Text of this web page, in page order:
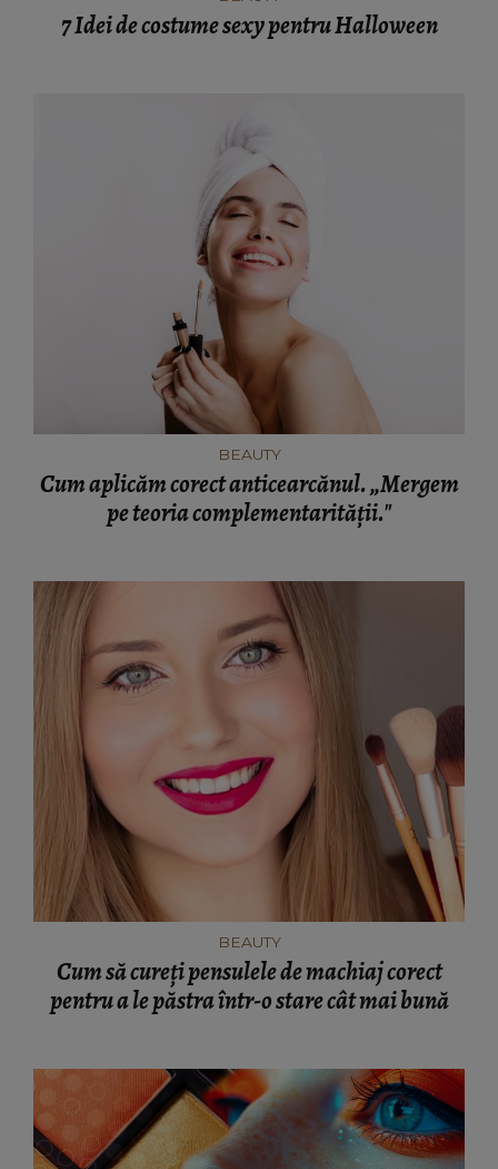
7 Idei de costume sexy pentru Halloween
BEAUTY
Cum aplicăm corect anticearcănul. „Mergem
pe teoria complementarității."
BEAUTY
Cum să cureți pensulele de machiaj corect
pentru a le păstra într-o stare cât mai bună